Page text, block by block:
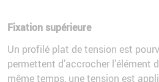
Fixation supérieure
Un profilé plat de tension est
permettent d’accrocher l’élément
même temps, une tension est